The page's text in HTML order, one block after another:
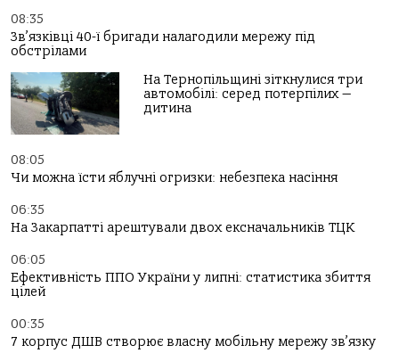
08:35
Зв’язківці 40-ї бригади налагодили мережу під
обстрілами
На Тернопільщині зіткнулися три
автомобілі: серед потерпілих —
дитина
08:05
Чи можна їсти яблучні огризки: небезпека насіння
06:35
На Закарпатті арештували двох ексначальників ТЦК
06:05
Ефективність ППО України у липні: статистика збиття
цілей
00:35
7 корпус ДШВ створює власну мобільну мережу зв’язку